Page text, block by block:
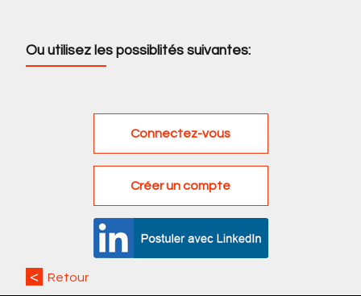
Ou utilisez les possiblités suivantes:
< Retour